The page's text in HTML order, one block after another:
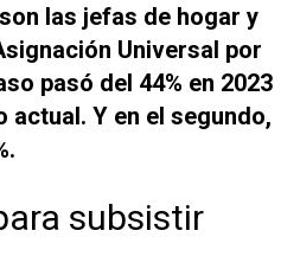
las jefas de hogar y
Universal por
pasó del 44% en 2023
actual. Y en el segundo,
subsistir